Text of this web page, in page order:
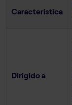
Característica
Dirigido a